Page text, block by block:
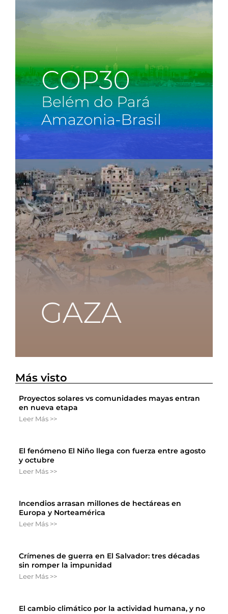
Más visto
Proyectos solares vs comunidades mayas entran
en nueva etapa
Leer Más >>
El fenómeno El Niño llega con fuerza entre agosto
y octubre
Leer Más >>
Incendios arrasan millones de hectáreas en
Europa y Norteamérica
Leer Más >>
Crímenes de guerra en El Salvador: tres décadas
sin romper la impunidad
Leer Más >>
El cambio climático por la actividad humana, y no